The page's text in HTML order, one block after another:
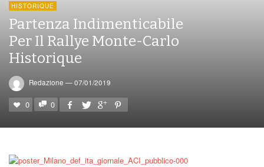
HISTORIQUE
Partenza Indimenticabile
Per Il Rallye Monte-Carlo
Historique
Redazione —07/01/2019
0 0